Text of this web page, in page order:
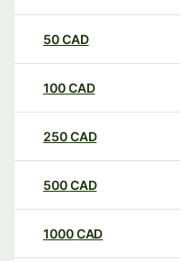
50CAD
100CAD
250CAD
500CAD
1000CAD